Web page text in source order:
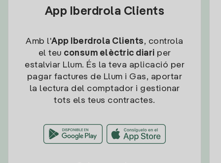
App Iberdrola Clients
Amb l'App Iberdrola Clients, controla
el teu consum elèctric diari per
estalviar Llum. És la teva aplicació per
pagar factures de Llum i Gas, aportar
la lectura del comptador i gestionar
tots els teus contractes.